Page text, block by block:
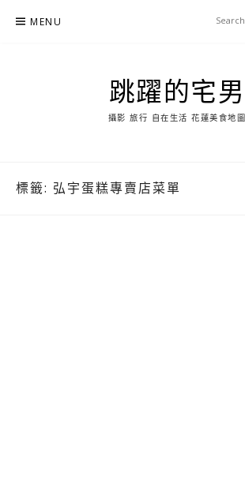
MENU
跳躍的宅男
攝影 旅行 自在生活 花蓮美食地圖
標籤: 弘宇蛋糕專賣店菜單